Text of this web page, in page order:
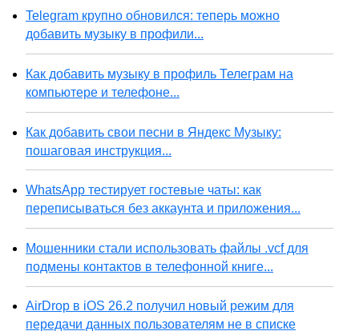
Telegram крупно обновился: теперь можно
добавить музыку в профили...
Как добавить музыку в профиль Телеграм на
компьютере и телефоне...
Как добавить свои песни в Яндекс Музыку:
пошаговая инструкция...
WhatsApp тестирует гостевые чаты: как
переписываться без аккаунта и приложения...
Мошенники стали использовать файлы .vcf для
подмены контактов в телефонной книге...
AirDrop в iOS 26.2 получил новый режим для
передачи данных пользователям не в списке